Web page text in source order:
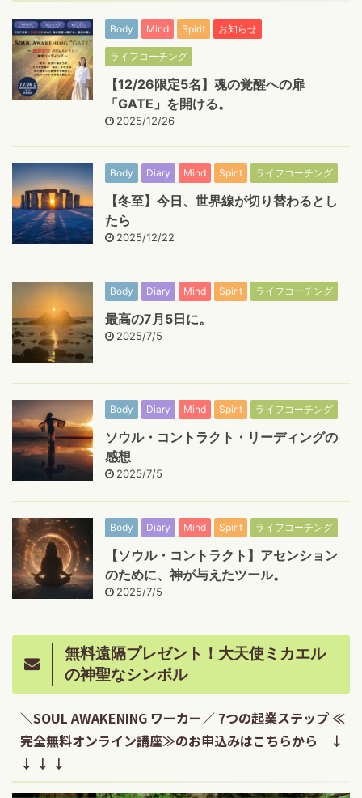
Body Mind Spirit お知らせ
ライフコーチング
【12/26限定5名】魂の覚醒への扉
「GATE」を開ける。
2025/12/26
Body Diary Mind Spirit ライフコーチング
【冬至】今日、世界線が切り替わるとし
たら
2025/12/22
Body Diary Mind Spirit ライフコーチング
最高の7月5日に。
2025/7/5
Body Diary Mind Spirit ライフコーチング
ソウル・コントラクト・リーディングの
感想
2025/7/5
Body Diary Mind Spirit ライフコーチング
【ソウル・コントラクト】アセンション
のために、神が与えたツール。
2025/7/5
無料遠隔プレゼント！大天使ミカエル
の神聖なシンボル
＼SOUL AWAKENING ワーカー／ 7つの起業ステップ ≪
完全無料オンライン講座≫のお申込みはこちらから ↓
↓ ↓ ↓